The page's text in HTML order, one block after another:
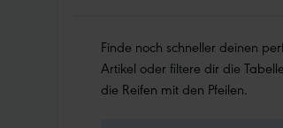
Finde noch schneller deinen
Artikel oder filtere dir die
die Reifen mit den Pfeilen.